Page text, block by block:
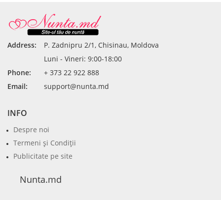
Address:
P. Zadnipru 2/1, Chisinau, Moldova
Luni - Vineri: 9:00-18:00
Phone:
+ 373 22 922 888
Email:
support@nunta.md
INFO
Despre noi
Termeni şi Condiţii
Publicitate pe site
Nunta.md